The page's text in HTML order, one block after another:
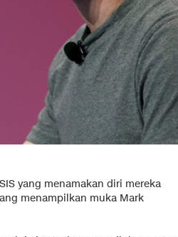
yang menamakan diri mereka
menampilkan muka Mark